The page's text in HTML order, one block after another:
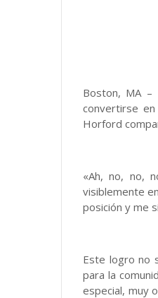
Boston, MA –
convertirse
Horford
«Ah, no, no,
visiblemente
posición y me
Este logro no
para la
especial, muy